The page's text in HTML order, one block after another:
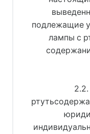
подлежащие
лампы с